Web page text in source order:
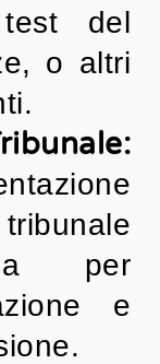
del
o altri
per
e